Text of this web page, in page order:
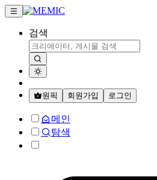
검색
원픽 회원가입 로그인
메인
탐색